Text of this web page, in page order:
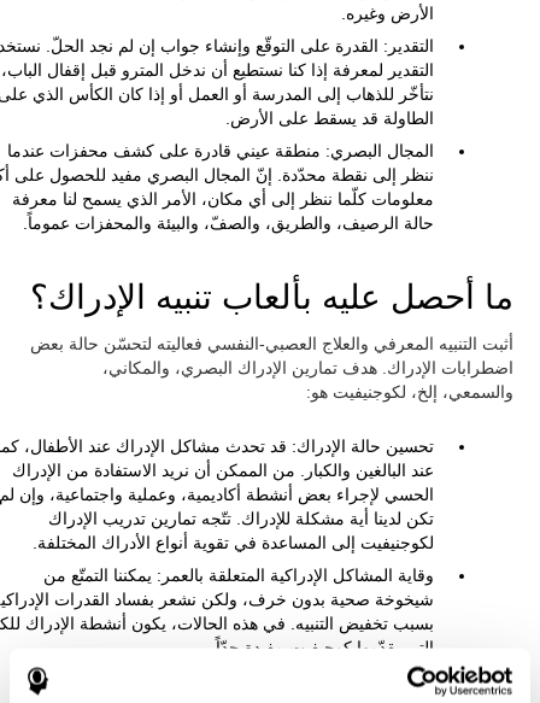
الأرض وغيره.
التقدير: القدرة على التوقّع وإنشاء جواب إن لم نجد الحلّ.
التقدير لمعرفة إذا كنا نستطيع أن ندخل المترو قبل إقفال
نتأخّر للذهاب إلى المدرسة أو العمل أو إذا كان الكأس الذي
الطاولة قد يسقط على الأرض.
المجال البصري: منطقة عيني قادرة على كشف محفزات عندما
ننظر إلى نقطة محدّدة. إنّ المجال البصري مفيد للحصول على
معلومات كلّما ننظر إلى أي مكان، الأمر الذي يسمح لنا معرفة
حالة الرصيف، والطريق، والصفّ، والبيئة والمحفزات عموماً.
ما أحصل عليه بألعاب تنبيه الإدراك؟
أثبت التنبيه المعرفي والعلاج العصبي-النفسي فعاليته لتحسّن حالة بعض
اضطرابات الإدراك. هدف تمارين الإدراك البصري، والمكاني،
والسمعي، إلخ، لكوجنيفيت هو:
تحسين حالة الإدراك: قد تحدث مشاكل الإدراك عند الأطفال،
عند البالغين والكبار. من الممكن أن نريد الاستفادة من الإدراك
الحسي لإجراء بعض أنشطة أكاديمية، وعملية واجتماعية، وإن لم
تكن لدينا أية مشكلة للإدراك. تتّجه تمارين تدريب الإدراك
لكوجنيفيت إلى المساعدة في تقوية أنواع الأدراك المختلفة.
وقاية المشاكل الإدراكية المتعلقة بالعمر: يمكننا التمتّع من
شيخوخة صحية بدون خرف، ولكن نشعر بفساد القدرات
بسبب تخفيض التنبيه. في هذه الحالات، يكون أنشطة الإدراك
التي يقدّمها كوجيفيت مفيدة جدّاً.